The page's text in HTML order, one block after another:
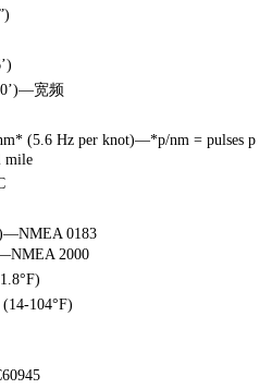
宽频
(5.6 Hz per knot)—*p/nm = pulses p
mile
0183
2000
104°F)